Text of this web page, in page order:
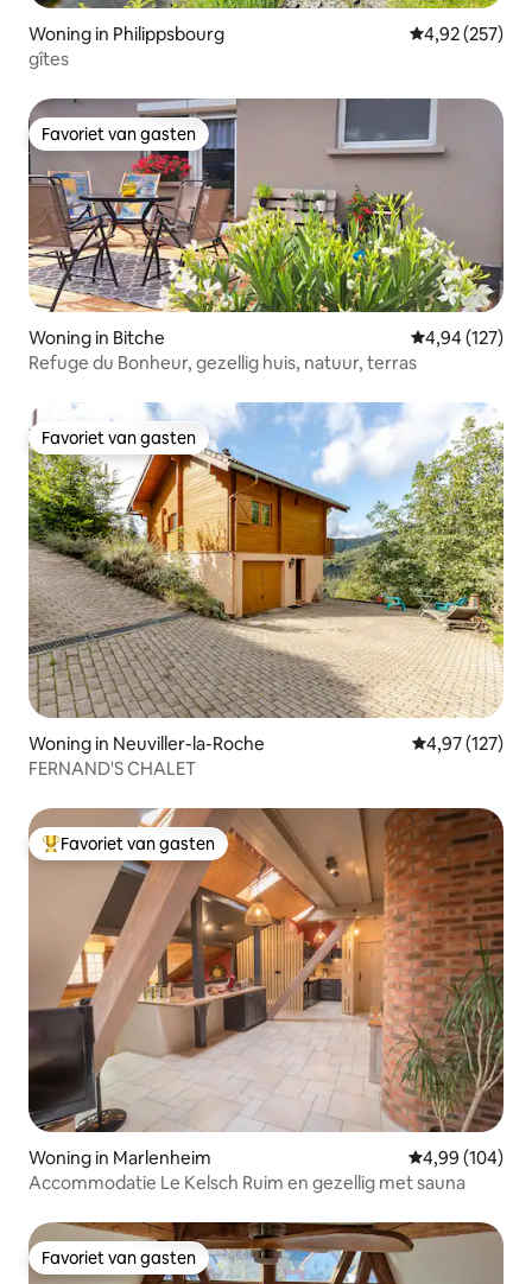
Woning in Philippsbourg Gemiddelde
4,92 (257)
gîtes
Favoriet van gasten
Favoriet van gasten
Woning in Bitche Gemiddelde
4,94 (127)
Refuge du Bonheur, gezellig huis, natuur, terras
Favoriet van gasten
Favoriet van gasten
Woning in Neuviller-la-Roche Gemiddelde
4,97 (127)
FERNAND'S CHALET
Topfavoriet van gasten
Favoriet van gasten
Woning in Marlenheim Gemiddelde
4,99 (104)
Accommodatie Le Kelsch Ruim en gezellig met sauna
Favoriet van gasten
Favoriet van gasten